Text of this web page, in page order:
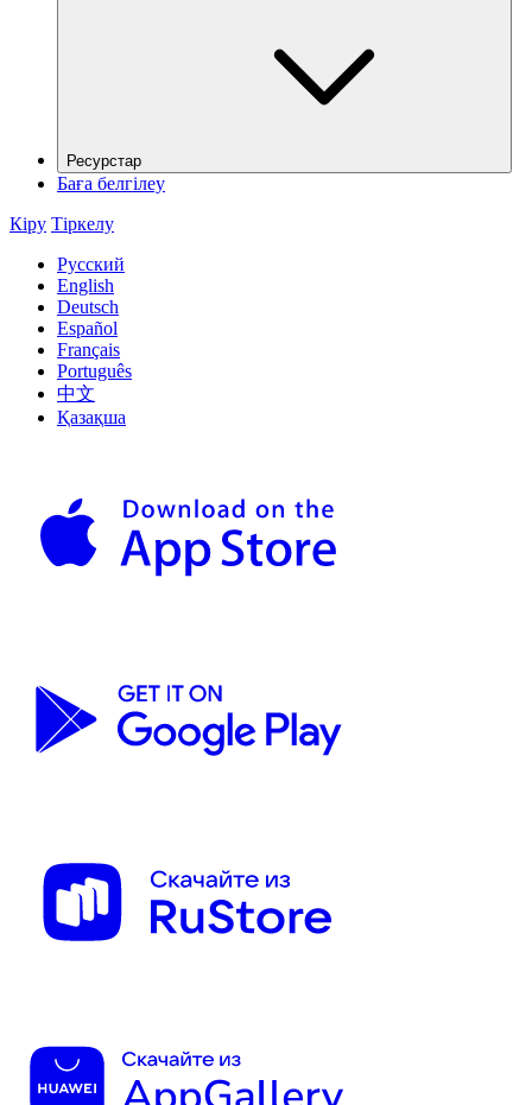
Ресурстар
Баға белгілеу
Кіру Тіркелу
Русский
English
Deutsch
Español
Français
Português
中文
Қазақша